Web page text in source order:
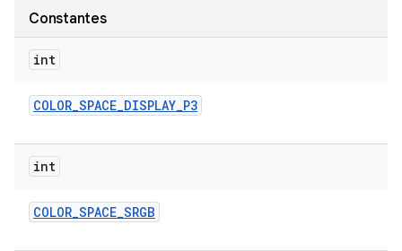
Constantes
int
COLOR_SPACE_DISPLAY_P3
int
COLOR_SPACE_SRGB